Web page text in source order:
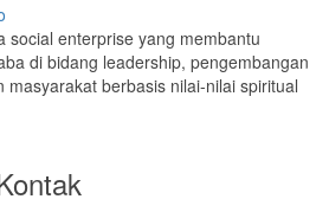
social enterprise yang membantu
di bidang leadership, pengembangan
masyarakat berbasis nilai-nilai spiritual